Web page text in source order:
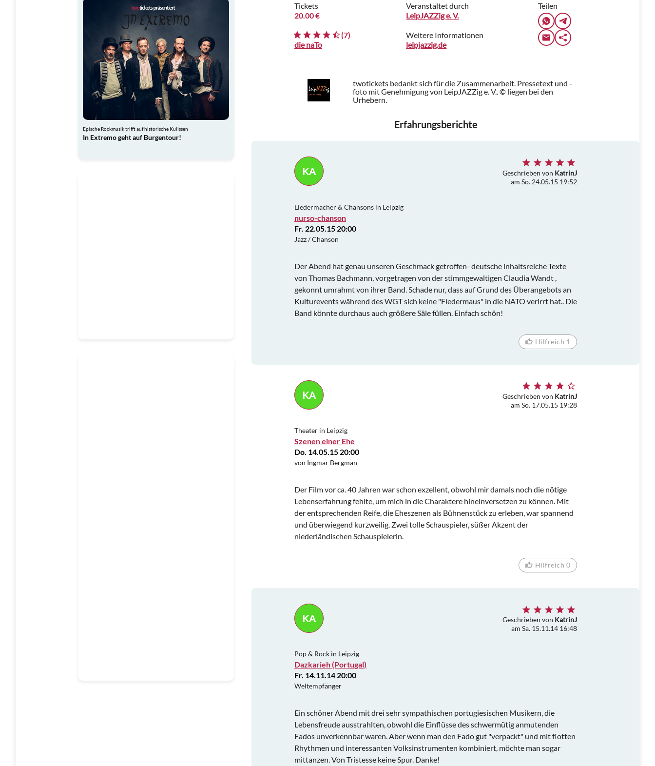
Epische Rockmusik trifft auf historische Kulissen
In Extremo geht auf Burgentour!
Tickets
20.00 €
(7)
die naTo
Veranstaltet durch
LeipJAZZig e. V.
Weitere Informationen
leipjazzig.de
Teilen
twotickets bedankt sich für die Zusammenarbeit. Pressetext und -
foto mit Genehmigung von LeipJAZZig e. V.. © liegen bei den
Urhebern.
Erfahrungsberichte
KA Geschrieben von KatrinJ
am So. 24.05.15 19:52
Liedermacher & Chansons in Leipzig
nurso-chanson
Fr. 22.05.15 20:00
Jazz / Chanson
Der Abend hat genau unseren Geschmack getroffen- deutsche inhaltsreiche Texte
von Thomas Bachmann, vorgetragen von der stimmgewaltigen Claudia Wandt ,
gekonnt umrahmt von ihrer Band. Schade nur, dass auf Grund des Überangebots an
Kulturevents während des WGT sich keine "Fledermaus" in die NATO verirrt hat.. Die
Band könnte durchaus auch größere Säle füllen. Einfach schön!
Hilfreich 1
KA Geschrieben von KatrinJ
am So. 17.05.15 19:28
Theater in Leipzig
Szenen einer Ehe
Do. 14.05.15 20:00
von Ingmar Bergman
Der Film vor ca. 40 Jahren war schon exzellent, obwohl mir damals noch die nötige
Lebenserfahrung fehlte, um mich in die Charaktere hineinversetzen zu können. Mit
der entsprechenden Reife, die Eheszenen als Bühnenstück zu erleben, war spannend
und überwiegend kurzweilig. Zwei tolle Schauspieler, süßer Akzent der
niederländischen Schauspielerin.
Hilfreich 0
KA Geschrieben von KatrinJ
am Sa. 15.11.14 16:48
Pop & Rock in Leipzig
Dazkarieh (Portugal)
Fr. 14.11.14 20:00
Weltempfänger
Ein schöner Abend mit drei sehr sympathischen portugiesischen Musikern, die
Lebensfreude ausstrahlten, obwohl die Einflüsse des schwermütig anmutenden
Fados unverkennbar waren. Aber wenn man den Fado gut "verpackt" und mit flotten
Rhythmen und interessanten Volksinstrumenten kombiniert, möchte man sogar
mittanzen. Von Tristesse keine Spur. Danke!